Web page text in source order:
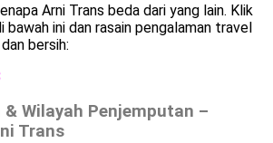
Arni Trans beda dari yang lain. Klik
ini dan rasain pengalaman travel
bersih:
Wilayah Penjemputan –
Trans